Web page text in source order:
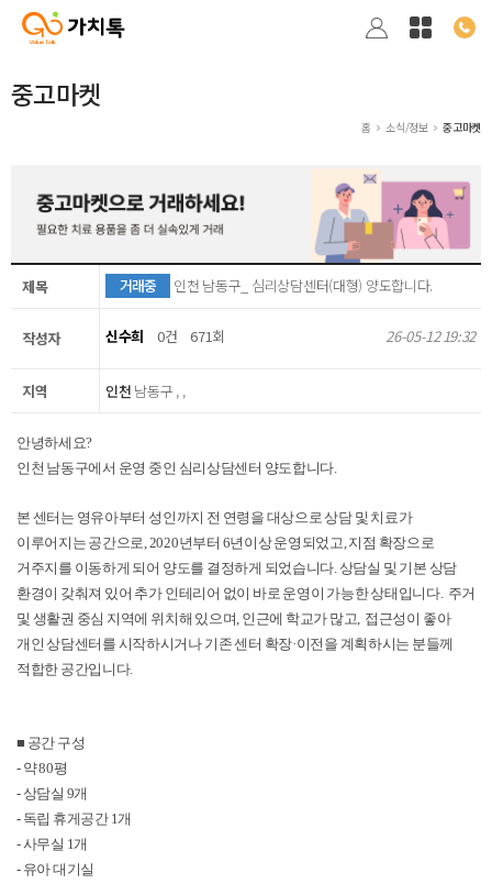
중고마켓
홈 소식/정보 중고마켓
제목 거래중 인천 남동구_ 심리상담센터(대형) 양도합니다.
작성자 신수희 0건 671회 26-05-12 19:32
지역 인천 남동구 , ,
안녕하세요?
인천 남동구에서 운영 중인 심리상담센터 양도합니다.
본 센터는 영유아부터 성인까지 전 연령을 대상으로 상담 및 치료가
이루어지는 공간으로, 2020년부터 6년이상 운영되었고, 지점 확장으로
거주지를 이동하게 되어 양도를 결정하게 되었습니다. 상담실 및 기본 상담
환경이 갖춰져 있어 추가 인테리어 없이 바로 운영이 가능한 상태입니다. 주거
및 생활권 중심 지역에 위치해 있으며, 인근에 학교가 많고, 접근성이 좋아
개인 상담센터를 시작하시거나 기존 센터 확장·이전을 계획하시는 분들께
적합한 공간입니다.
■ 공간 구성
- 약 80평
- 상담실 9개
- 독립 휴게공간 1개
- 사무실 1개
- 유아 대기실